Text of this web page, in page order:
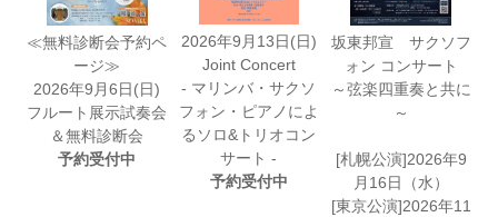
≪無料診断会予約ペ
ージ≫
2026年9月6日(日)
フルート展示試奏会
＆無料診断会
予約受付中
2026年9月13日(日)
Joint Concert
- マリンバ・サクソ
フォン・ピアノによ
るソロ&トリオコン
サート -
予約受付中
坂東邦宣 サクソフ
ォン コンサート
～弦楽四重奏と共に
～
[札幌公演]2026年9
月16日（水）
[東京公演]2026年11